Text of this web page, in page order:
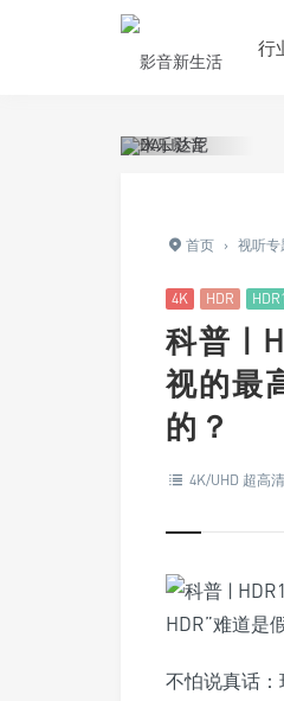
行
首页 › 视听专
4K HDR
科普 |
视的最
的？
4K/UHD 超高清
不怕说真话：